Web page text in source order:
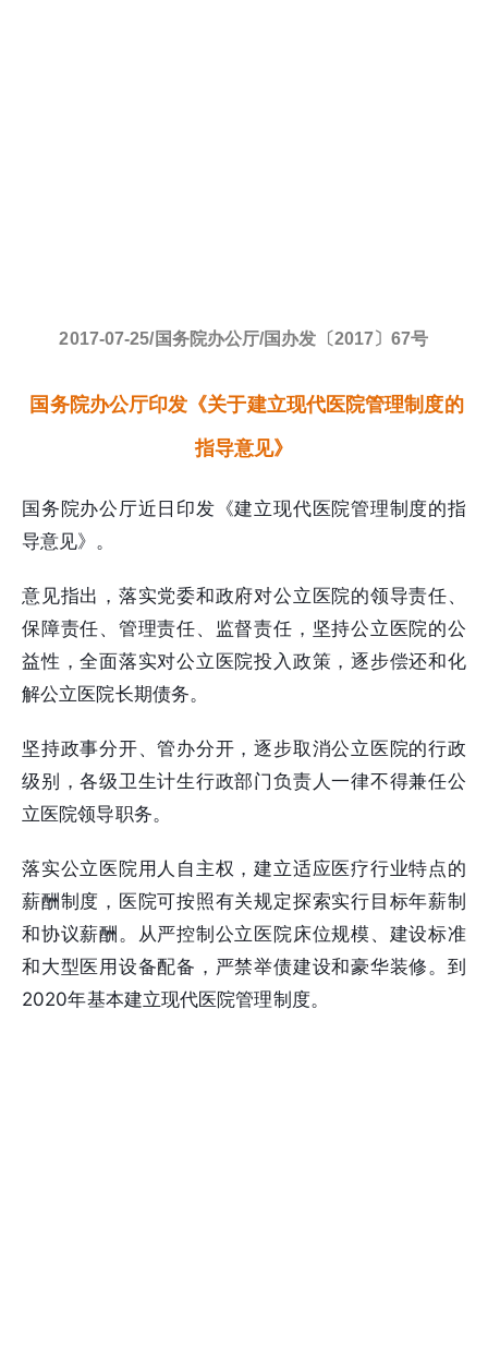
2017-07-25/国务院办公厅/国办发〔2017〕67号
国务院办公厅印发《关于建立现代医院管理制度的
指导意见》
国务院办公厅近日印发《建立现代医院管理制度的指
导意见》。
意见指出，落实党委和政府对公立医院的领导责任、
保障责任、管理责任、监督责任，坚持公立医院的公
益性，全面落实对公立医院投入政策，逐步偿还和化
解公立医院长期债务。
坚持政事分开、管办分开，逐步取消公立医院的行政
级别，各级卫生计生行政部门负责人一律不得兼任公
立医院领导职务。
落实公立医院用人自主权，建立适应医疗行业特点的
薪酬制度，医院可按照有关规定探索实行目标年薪制
和协议薪酬。从严控制公立医院床位规模、建设标准
和大型医用设备配备，严禁举债建设和豪华装修。到
2020年基本建立现代医院管理制度。